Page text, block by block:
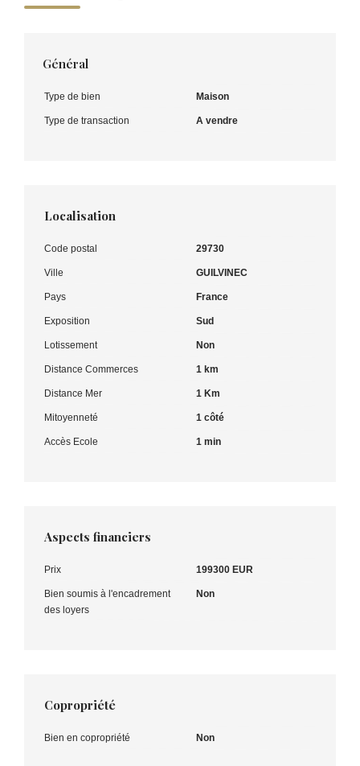
Général
Type de bien Maison
Type de transaction A vendre
Localisation
Code postal 29730
Ville GUILVINEC
Pays France
Exposition Sud
Lotissement Non
Distance Commerces 1 km
Distance Mer 1 Km
Mitoyenneté 1 côté
Accès Ecole 1 min
Aspects financiers
Prix 199300 EUR
Bien soumis à l'encadrement
des loyers
Non
Copropriété
Bien en copropriété Non